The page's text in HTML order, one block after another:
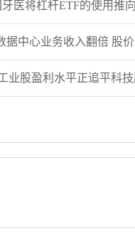
医将杠杆ETF的使用推
据中心业务收入翻倍 股
业股盈利水平正追平科